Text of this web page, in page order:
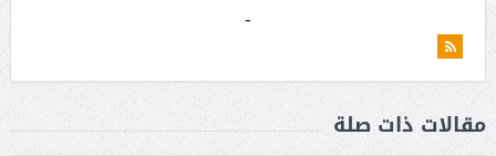
-
مقالات ذات صلة